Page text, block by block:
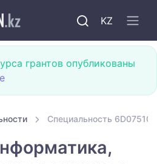
KZ
грантов опубликованы
Специальность